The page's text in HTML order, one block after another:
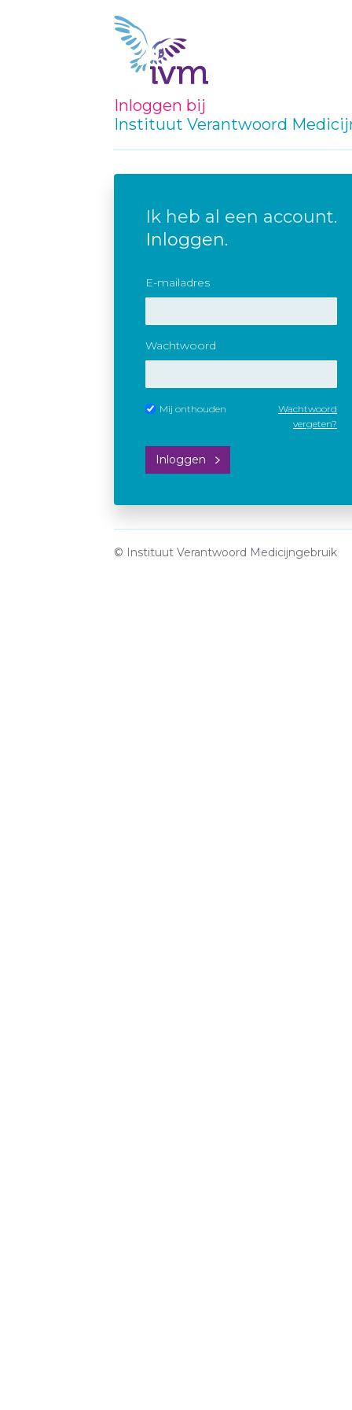
Inloggen bij
Instituut Verantwoord
Ik heb al een account.
Inloggen.
E-mailadres
Wachtwoord
Mij onthouden
Wachtwoord
vergeten?
Inloggen
© Instituut Verantwoord Medicijngebruik